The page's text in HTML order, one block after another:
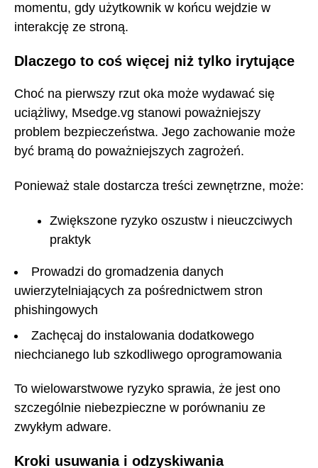
momentu, gdy użytkownik w końcu wejdzie w
interakcję ze stroną.
Dlaczego to coś więcej niż tylko irytujące
Choć na pierwszy rzut oka może wydawać się
uciążliwy, Msedge.vg stanowi poważniejszy
problem bezpieczeństwa. Jego zachowanie może
być bramą do poważniejszych zagrożeń.
Ponieważ stale dostarcza treści zewnętrzne, może:
Zwiększone ryzyko oszustw i nieuczciwych
praktyk
Prowadzi do gromadzenia danych
uwierzytelniających za pośrednictwem stron
phishingowych
Zachęcaj do instalowania dodatkowego
niechcianego lub szkodliwego oprogramowania
To wielowarstwowe ryzyko sprawia, że jest ono
szczególnie niebezpieczne w porównaniu ze
zwykłym adware.
Kroki usuwania i odzyskiwania